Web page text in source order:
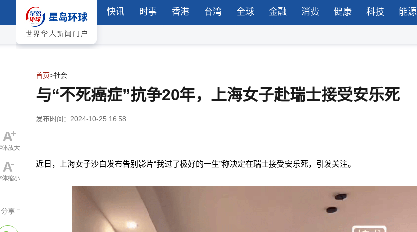
快讯 时事 香港 台湾 全球 金融 消费 健康 科技 能源
首页>社会
与“不死癌症”抗争20年，上海女子赴瑞士接受安乐死
发布时间：2024-10-25 16:58
近日，上海女子沙白发布告别影片“我过了极好的一生”称决定在瑞士接受安乐死，引发关注。